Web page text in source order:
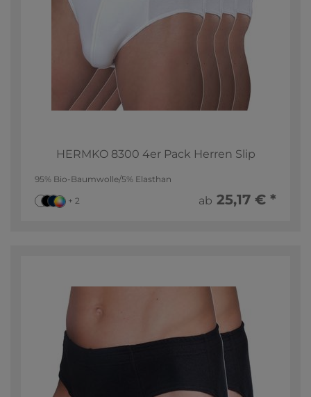
HERMKO 8300 4er Pack Herren Slip
95% Bio-Baumwolle/5% Elasthan
+ 2 ab 25,17 € *